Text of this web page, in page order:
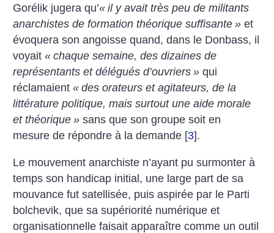
Gorélik jugera qu’« il y avait très peu de militants
anarchistes de formation théorique suffisante » et
évoquera son angoisse quand, dans le Donbass, il
voyait« chaque semaine, des dizaines de
représentants et délégués d’ouvriers » qui
réclamaient« des orateurs et agitateurs, de la
littérature politique, mais surtout une aide morale
et théorique » sans que son groupe soit en
mesure de répondre à la demande [3].
Le mouvement anarchiste n’ayant pu surmonter à
temps son handicap initial, une large part de sa
mouvance fut satellisée, puis aspirée par le Parti
bolchevik, que sa supériorité numérique et
organisationnelle faisait apparaître comme un outil